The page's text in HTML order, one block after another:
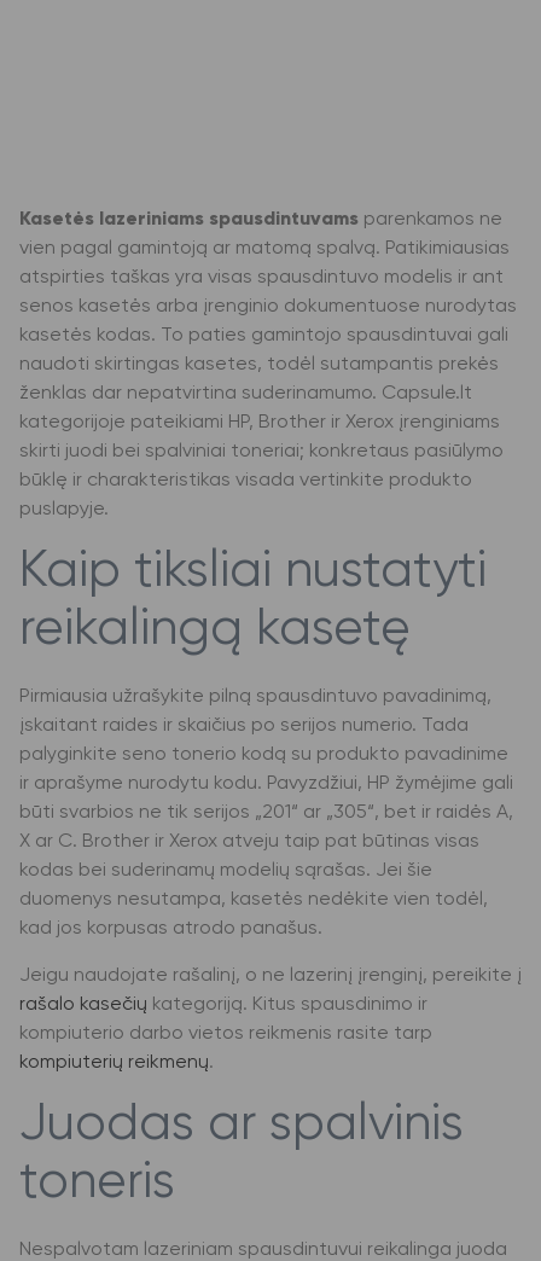
Kasetės lazeriniams spausdintuvams parenkamos ne
vien pagal gamintoją ar matomą spalvą. Patikimiausias
atspirties taškas yra visas spausdintuvo modelis ir ant
senos kasetės arba įrenginio dokumentuose nurodytas
kasetės kodas. To paties gamintojo spausdintuvai gali
naudoti skirtingas kasetes, todėl sutampantis prekės
ženklas dar nepatvirtina suderinamumo. Capsule.lt
kategorijoje pateikiami HP, Brother ir Xerox įrenginiams
skirti juodi bei spalviniai toneriai; konkretaus pasiūlymo
būklę ir charakteristikas visada vertinkite produkto
puslapyje.
Kaip tiksliai nustatyti
reikalingą kasetę
Pirmiausia užrašykite pilną spausdintuvo pavadinimą,
įskaitant raides ir skaičius po serijos numerio. Tada
palyginkite seno tonerio kodą su produkto pavadinime
ir aprašyme nurodytu kodu. Pavyzdžiui, HP žymėjime gali
būti svarbios ne tik serijos „201“ ar „305“, bet ir raidės A,
X ar C. Brother ir Xerox atveju taip pat būtinas visas
kodas bei suderinamų modelių sąrašas. Jei šie
duomenys nesutampa, kasetės nedėkite vien todėl,
kad jos korpusas atrodo panašus.
Jeigu naudojate rašalinį, o ne lazerinį įrenginį, pereikite į
rašalo kasečių kategoriją. Kitus spausdinimo ir
kompiuterio darbo vietos reikmenis rasite tarp
kompiuterių reikmenų.
Juodas ar spalvinis
toneris
Nespalvotam lazeriniam spausdintuvui reikalinga juoda